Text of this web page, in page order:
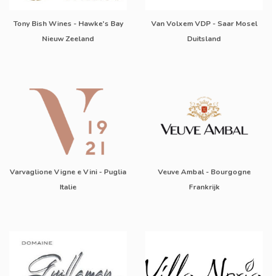
Tony Bish Wines - Hawke's Bay
Nieuw Zeeland
Van Volxem VDP - Saar Mosel
Duitsland
Varvaglione Vigne e Vini - Puglia
Italie
Veuve Ambal - Bourgogne
Frankrijk